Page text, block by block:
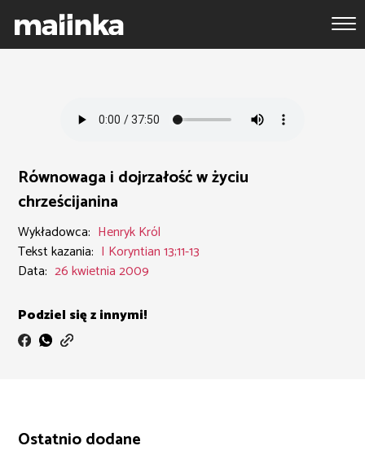
Równowaga i dojrzałość w życiu
chrześcijanina
Wykładowca: Henryk Król
Tekst kazania: I Koryntian 13;11-13
Data: 26 kwietnia 2009
Podziel się z innymi!
Ostatnio dodane